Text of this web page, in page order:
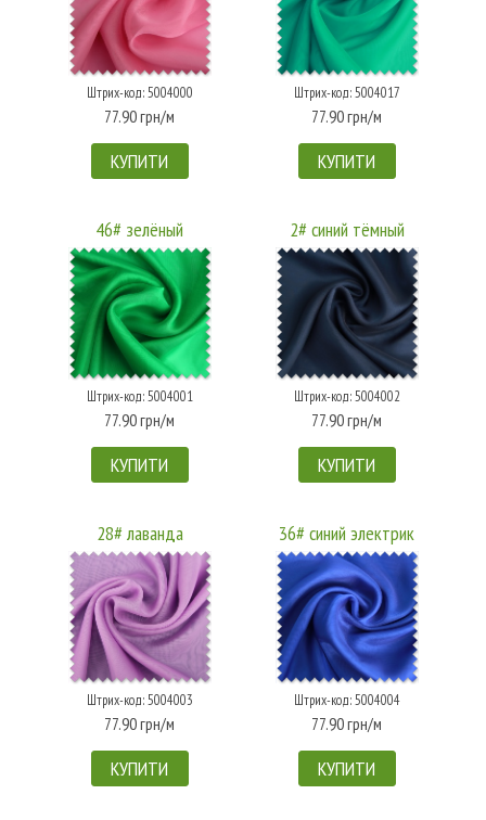
Штрих-код: 5004000
77.90 грн/м
КУПИТИ
Штрих-код: 5004017
77.90 грн/м
КУПИТИ
46# зелёный
Штрих-код: 5004001
77.90 грн/м
КУПИТИ
2# синий тёмный
Штрих-код: 5004002
77.90 грн/м
КУПИТИ
28# лаванда
Штрих-код: 5004003
77.90 грн/м
КУПИТИ
36# синий электрик
Штрих-код: 5004004
77.90 грн/м
КУПИТИ